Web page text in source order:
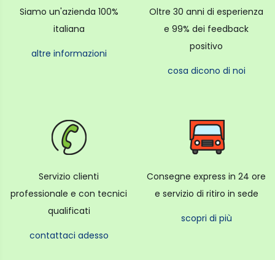
Siamo un'azienda 100%
italiana
altre informazioni
Oltre 30 anni di esperienza
e 99% dei feedback
positivo
cosa dicono di noi
Servizio clienti
professionale e con tecnici
qualificati
contattaci adesso
Consegne express in 24 ore
e servizio di ritiro in sede
scopri di più